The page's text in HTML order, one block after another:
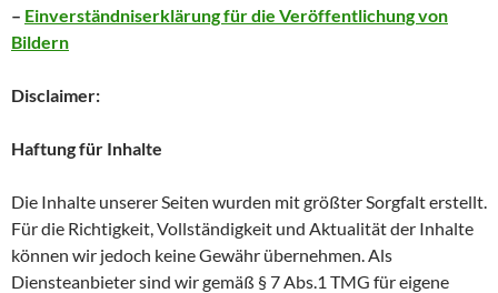
– Einverständniserklärung für die Veröffentlichung von
Bildern
Disclaimer:
Haftung für Inhalte
Die Inhalte unserer Seiten wurden mit größter Sorgfalt erstellt.
Für die Richtigkeit, Vollständigkeit und Aktualität der Inhalte
können wir jedoch keine Gewähr übernehmen. Als
Diensteanbieter sind wir gemäß § 7 Abs.1 TMG für eigene